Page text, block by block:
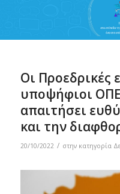
Οι Προεδρικές
υποψήφιοι
απαιτήσει
και την
20/10/2022 / στην κατηγορία